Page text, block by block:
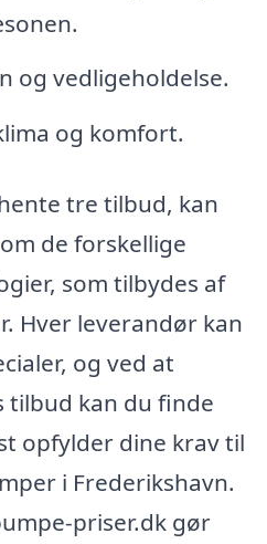
og vedligeholdelse.
og komfort.
tre tilbud, kan
de forskellige
som tilbydes af
Hver leverandør kan
og ved at
tilbud kan du finde
opfylder dine krav til
i Frederikshavn.
priser.dk gør